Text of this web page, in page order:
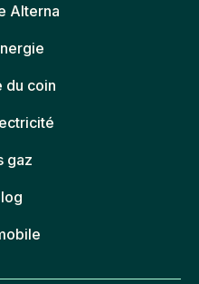
Alterna
du coin
gaz